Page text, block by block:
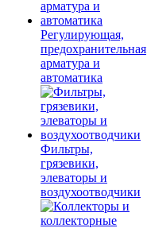
Регулирующая,
предохранительная
арматура и
автоматика
Фильтры,
грязевики,
элеваторы и
воздухоотводчики